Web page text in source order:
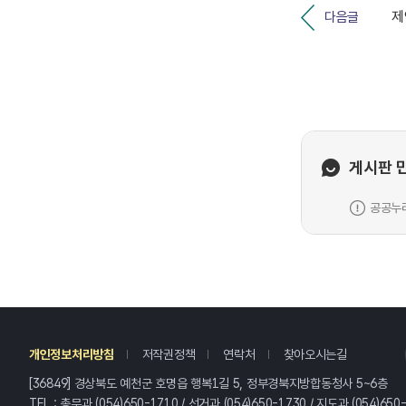
다음글
게시판
공공누
개인정보처리방침 저작권정책 연락처 찾아오시는길
[36849] 경상북도 예천군 호명읍 행복1길 5, 정부경북지방합동청사 5~6층
TEL : 총무과 (054)650-1710 / 선거과 (054)650-1730 / 지도과